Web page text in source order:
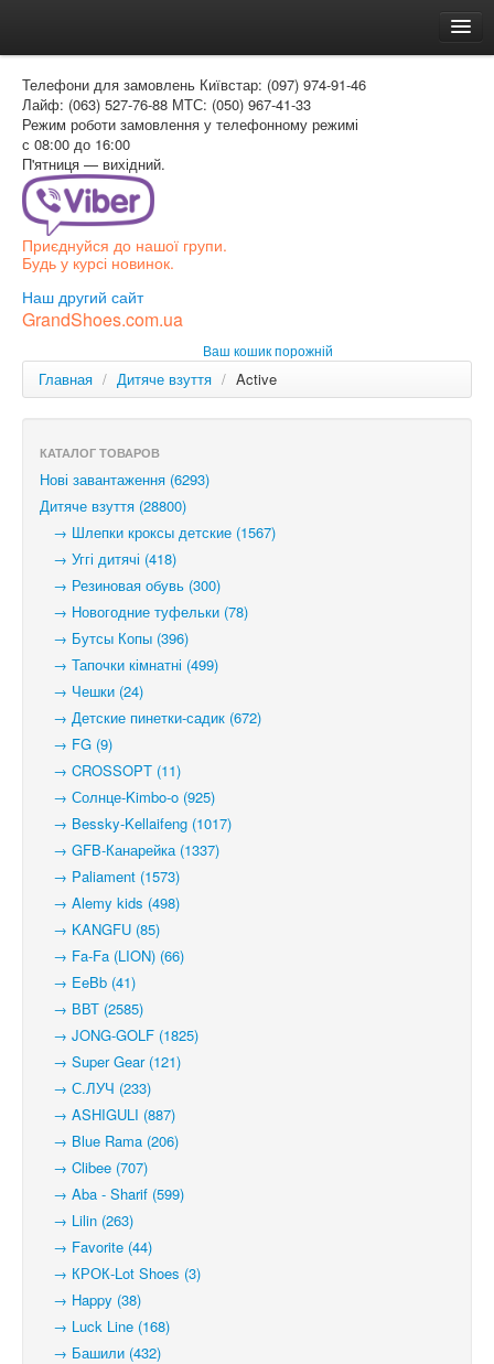
Доставка и оплата
Как заказать
Контакти
Таблиця розмірів
Вхід для покупця
РОС
Телефони для замовлень Київстар: (097) 974-91-46
Лайф: (063) 527-76-88 МТС: (050) 967-41-33
Режим роботи замовлення у телефонному режимі
с 08:00 до 16:00
П'ятниця — вихідний.
Приєднуйся до нашої групи.
Будь у курсі новинок.
Наш другий сайт
GrandShoes.com.ua
Ваш кошик порожній
Главная / Дитяче взуття / Active
КАТАЛОГ ТОВАРОВ
Нові завантаження (6293)
Дитяче взуття (28800)
→ Шлепки кроксы детские (1567)
→ Уггі дитячі (418)
→ Резиновая обувь (300)
→ Новогодние туфельки (78)
→ Бутсы Копы (396)
→ Тапочки кімнатні (499)
→ Чешки (24)
→ Детские пинетки-садик (672)
→ FG (9)
→ CROSSOPT (11)
→ Солнце-Kimbo-o (925)
→ Bessky-Kellaifeng (1017)
→ GFB-Канарейка (1337)
→ Paliament (1573)
→ Alemy kids (498)
→ KANGFU (85)
→ Fa-Fa (LION) (66)
→ EeBb (41)
→ ВВТ (2585)
→ JONG-GOLF (1825)
→ Super Gear (121)
→ С.ЛУЧ (233)
→ ASHIGULI (887)
→ Blue Rama (206)
→ Clibee (707)
→ Aba - Sharif (599)
→ Lilin (263)
→ Favorite (44)
→ КРОК-Lot Shoes (3)
→ Happy (38)
→ Luck Line (168)
→ Башили (432)